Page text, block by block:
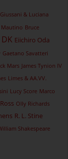
& Luciana
Mautino Bruce
DK Eiichiro Oda
Gaetano Savatteri
Mars James Tynion IV
Limes & AA.VV.
Lucy Score Marco
Olly Richards
R. L. Stine
Shakespeare